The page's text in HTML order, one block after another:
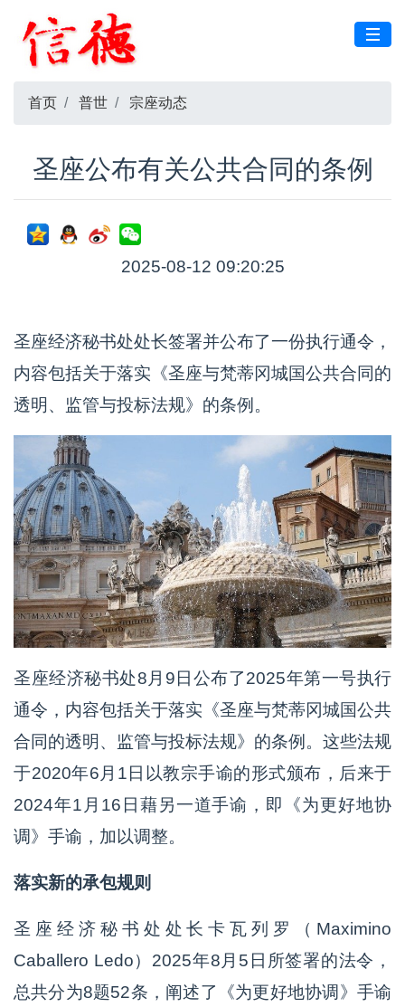
首页 普世 宗座动态
圣座公布有关公共合同的条例
2025-08-12 09:20:25
圣座经济秘书处处长签署并公布了一份执行通令，
内容包括关于落实《圣座与梵蒂冈城国公共合同的
透明、监管与投标法规》的条例。
圣座经济秘书处8月9日公布了2025年第一号执行
通令，内容包括关于落实《圣座与梵蒂冈城国公共
合同的透明、监管与投标法规》的条例。这些法规
于2020年6月1日以教宗手谕的形式颁布，后来于
2024年1月16日藉另一道手谕，即《为更好地协
调》手谕，加以调整。
落实新的承包规则
圣座经济秘书处处长卡瓦列罗（Maximino
Caballero Ledo）2025年8月5日所签署的法令，
总共分为8题52条，阐述了《为更好地协调》手谕